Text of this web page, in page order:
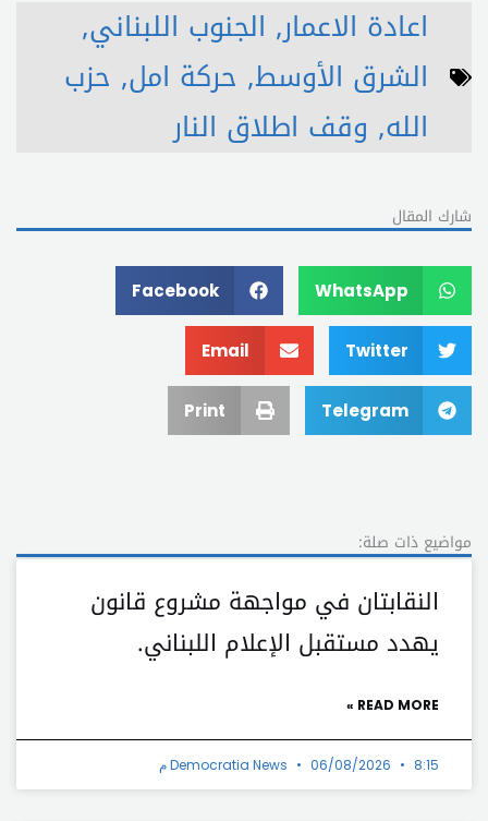
اعادة الاعمار, الجنوب اللبناني,
الشرق الأوسط, حركة امل, حزب
الله, وقف اطلاق النار
شارك المقال
WhatsApp
Facebook
Twitter
Email
Telegram
Print
مواضيع ذات صلة:
النقابتان في مواجهة مشروع قانون
يهدد مستقبل الإعلام اللبناني.
READ MORE »
Democratia News 06/08/2026 8:15 م